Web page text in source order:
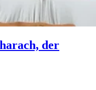
der